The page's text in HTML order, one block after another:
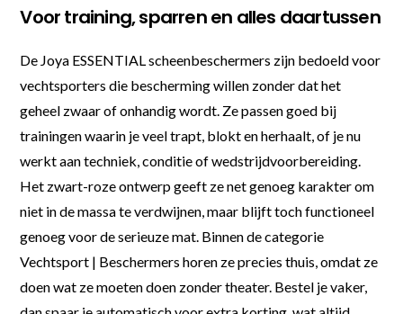
Voor training, sparren en alles daartussen
De Joya ESSENTIAL scheenbeschermers zijn bedoeld voor
vechtsporters die bescherming willen zonder dat het
geheel zwaar of onhandig wordt. Ze passen goed bij
trainingen waarin je veel trapt, blokt en herhaalt, of je nu
werkt aan techniek, conditie of wedstrijdvoorbereiding.
Het zwart-roze ontwerp geeft ze net genoeg karakter om
niet in de massa te verdwijnen, maar blijft toch functioneel
genoeg voor de serieuze mat. Binnen de categorie
Vechtsport | Beschermers horen ze precies thuis, omdat ze
doen wat ze moeten doen zonder theater. Bestel je vaker,